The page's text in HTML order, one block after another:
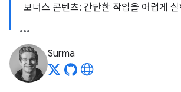
보너스 콘텐츠: 간단한 작업을 어렵게 실
Surma